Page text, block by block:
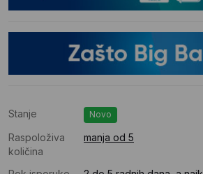
Stanje Novo
Raspoloživa
količina
manja od 5